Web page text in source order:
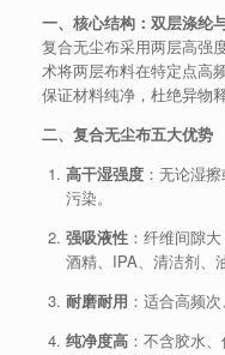
一、核心结构：双层涤纶
复合无尘布采用两层高强
术将两层布料在特定点高
保证材料纯净，杜绝异物释
二、复合无尘布五大优势
高干湿强度：无论湿
污染。
强吸液性：纤维间隙
酒精、IPA、清洁剂、
耐磨耐用 ：适合高频
纯净度高：不含胶水